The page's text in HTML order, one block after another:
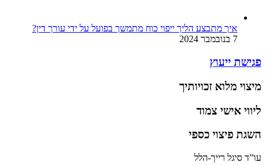
איך מתבצע הליך ייפוי כוח מתמשך בפועל על ידי עורך דין?
7 בנובמבר 2024
פגישת ייעוץ
מיצוי מלוא זכויותיך
ליווי אישי צמוד
השגת פיצוי כספי
עו”ד סיגל רייך-הלל